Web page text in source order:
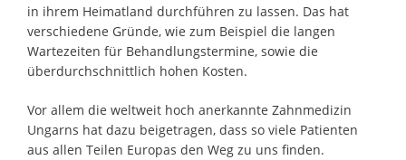
in ihrem Heimatland durchführen zu lassen. Das hat
verschiedene Gründe, wie zum Beispiel die langen
Wartezeiten für Behandlungstermine, sowie die
überdurchschnittlich hohen Kosten.
Vor allem die weltweit hoch anerkannte Zahnmedizin
Ungarns hat dazu beigetragen, dass so viele Patienten
aus allen Teilen Europas den Weg zu uns finden.